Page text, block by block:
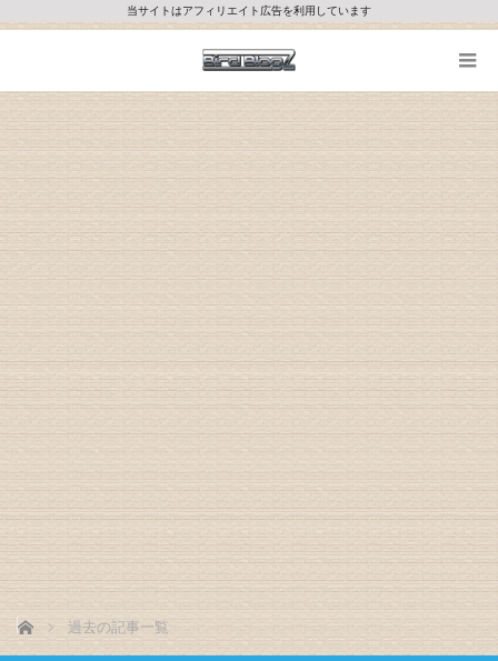
当サイトはアフィリエイト広告を利用しています
ホーム 過去の記事一覧